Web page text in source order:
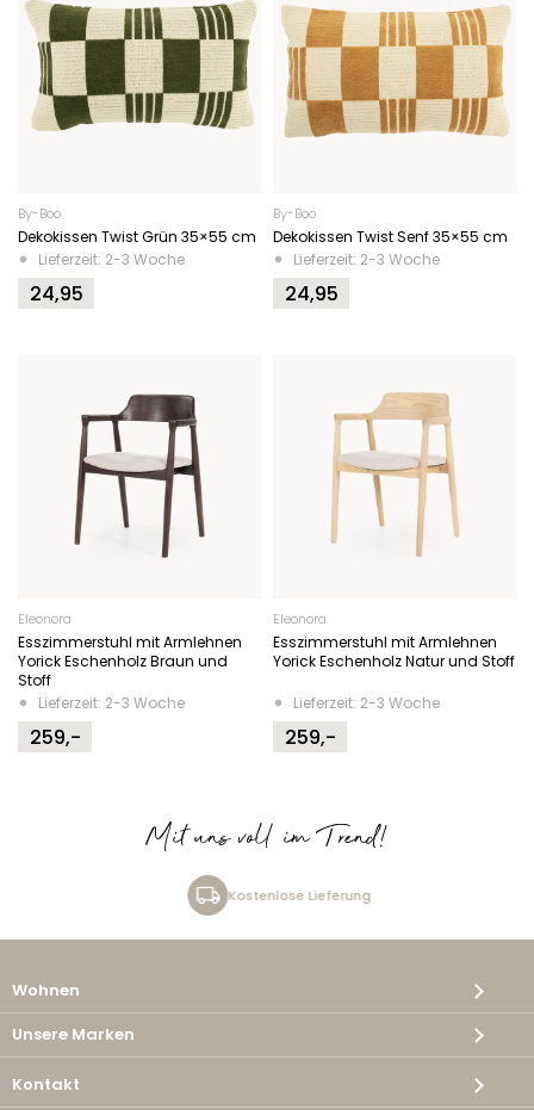
By-Boo
Dekokissen Twist Grün 35×55 cm
Lieferzeit: 2-3 Woche
24,95
By-Boo
Dekokissen Twist Senf 35×55 cm
Lieferzeit: 2-3 Woche
24,95
Eleonora
Esszimmerstuhl mit Armlehnen
Yorick Eschenholz Braun und
Stoff
Lieferzeit: 2-3 Woche
259,-
Eleonora
Esszimmerstuhl mit Armlehnen
Yorick Eschenholz Natur und Stoff
Lieferzeit: 2-3 Woche
259,-
Mit uns voll im Trend!
Kostenlose Lieferung
Wohnen
Unsere Marken
Kontakt